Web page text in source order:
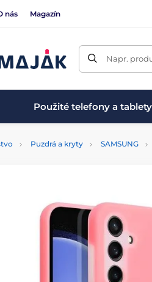
nás Magazín
Napr.
Použité telefony a tablety
Puzdrá a kryty SAMSUNG